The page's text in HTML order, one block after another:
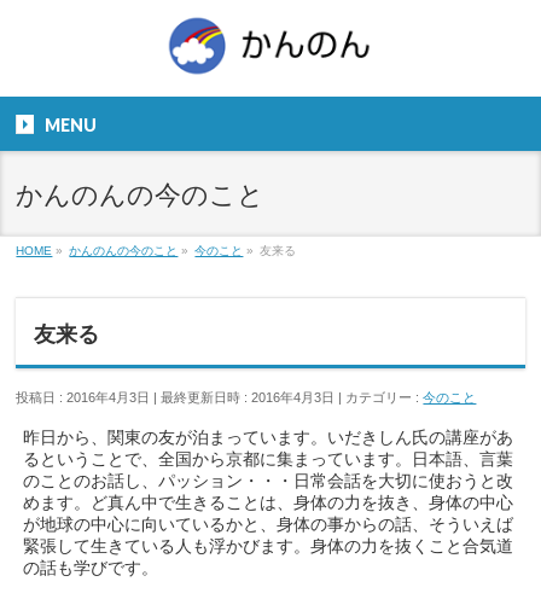
９：００～１８：００
MENU
かんのんの今のこと
HOME » かんのんの今のこと » 今のこと » 友来る
友来る
投稿日 : 2016年4月3日 最終更新日時 : 2016年4月3日 カテゴリー :今のこと
昨日から、関東の友が泊まっています。いだきしん氏の講座があ
るということで、全国から京都に集まっています。日本語、言葉
のことのお話し、パッション・・・日常会話を大切に使おうと改
めます。ど真ん中で生きることは、身体の力を抜き、身体の中心
が地球の中心に向いているかと、身体の事からの話、そういえば
緊張して生きている人も浮かびます。身体の力を抜くこと合気道
の話も学びです。